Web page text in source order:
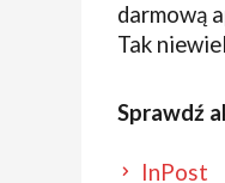
darmową
Tak
Sprawdź
InPost